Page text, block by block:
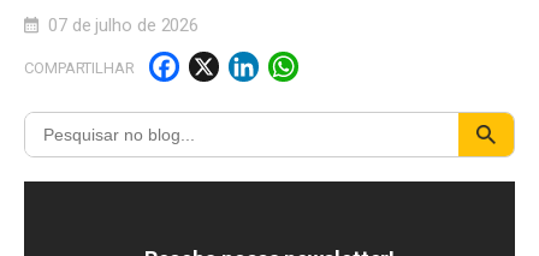
07 de julho de 2026
COMPARTILHAR
F
a
c
e
X Li
n
k
e
W
h
a
t